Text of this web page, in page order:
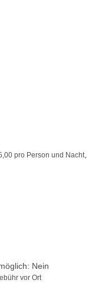
pro Person und Nacht
Nein
vor Ort